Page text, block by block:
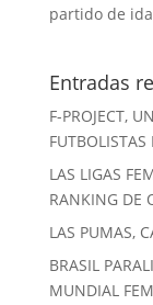
partido de
Entradas
F-PROJECT,
LAS LIGAS
RANKING DE
LAS PUMAS,
BRASIL
MUNDIAL